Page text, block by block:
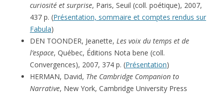
curiosité et surprise, Paris, Seuil (coll. poétique), 2007,
437 p. (Présentation, sommaire et comptes rendus sur
Fabula)
DEN TOONDER, Jeanette, Les voix du temps et de
l’espace, Québec, Éditions Nota bene (coll.
Convergences), 2007, 374 p. (Présentation)
HERMAN, David, The Cambridge Companion to
Narrative, New York, Cambridge University Press